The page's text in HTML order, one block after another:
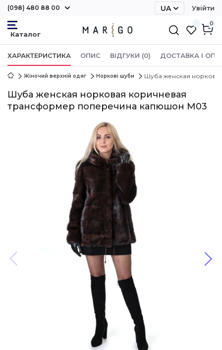
(098) 480 88 00
UA
Увійти
0
ХАРАКТЕРИСТИКА ОПИС ВІДГУКИ (0) ДОСТАВКА І
Жіночий верхній одяг Норкові шуби Шуба женская
Шуба женская норковая коричневая
трансформер поперечина капюшон М03